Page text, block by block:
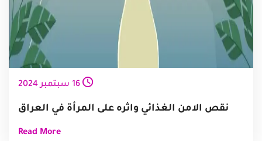
16 سبتمبر 2024
نقص الامن الغذائي واثره على المرأة في العراق
Read More